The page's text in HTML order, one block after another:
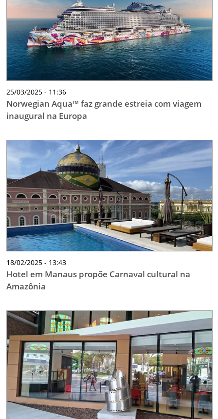
25/03/2025 - 11:36
Norwegian Aqua™ faz grande estreia com viagem
inaugural na Europa
18/02/2025 - 13:43
Hotel em Manaus propõe Carnaval cultural na
Amazônia